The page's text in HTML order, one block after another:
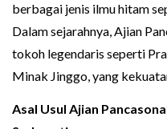
berbagai jenis ilmu hitam
Dalam sejarahnya, Ajian
tokoh legendaris seperti
Minak Jinggo, yang
Asal Usul Ajian